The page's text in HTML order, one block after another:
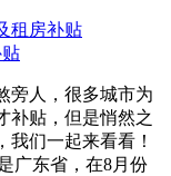
旁人，很多城市为
补贴，但是悄然之
我们一起来看看！
广东省，在8月份